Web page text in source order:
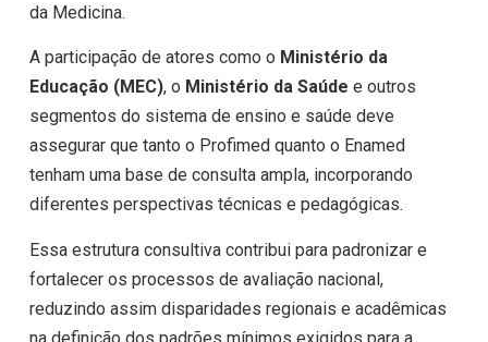
da Medicina.
A participação de atores como o Ministério da
Educação (MEC), o Ministério da Saúde e outros
segmentos do sistema de ensino e saúde deve
assegurar que tanto o Profimed quanto o Enamed
tenham uma base de consulta ampla, incorporando
diferentes perspectivas técnicas e pedagógicas.
Essa estrutura consultiva contribui para padronizar e
fortalecer os processos de avaliação nacional,
reduzindo assim disparidades regionais e acadêmicas
na definição dos padrões mínimos exigidos para a